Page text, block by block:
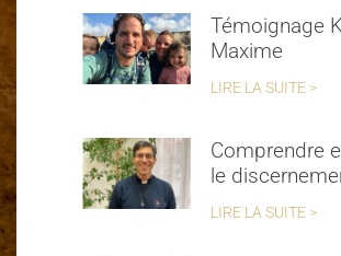
Témoignage
Maxime
LIRE LA SUITE >
Comprendre
le
LIRE LA SUITE >